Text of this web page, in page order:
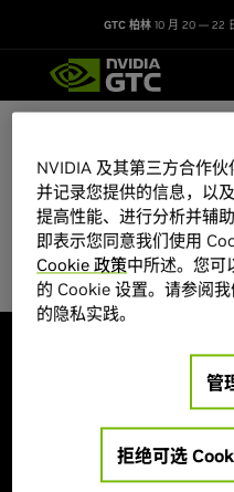
GTC 柏林10 月 20 — 22
GTC
部分会议席
海报展示
创业公司和投资机构
NVIDIA 及其第三方合作
并记录您提供的信息，以
提高性能、进行分析并辅
即表示您同意我们使用
Cookie 政策中所述。您可
的 Cookie 设置。请参阅我
的隐私实践。
管
拒绝可选